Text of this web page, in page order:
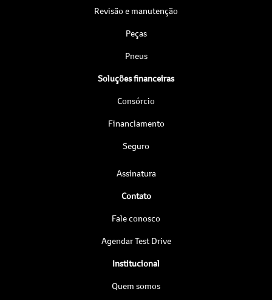
Revisão e manutenção
Peças
Pneus
Soluções financeiras
Consórcio
Financiamento
Seguro
Assinatura
Contato
Fale conosco
Agendar Test Drive
Institucional
Quem somos